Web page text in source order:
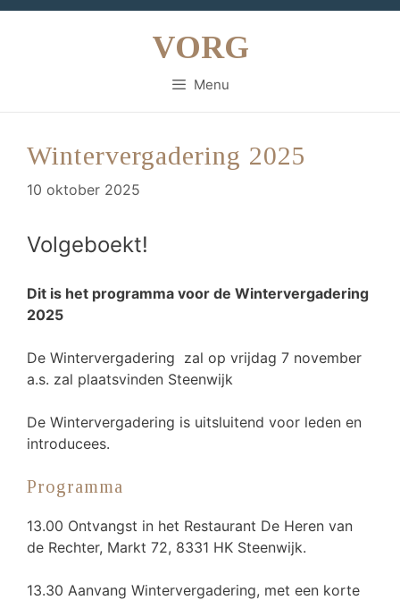
Ga
VORG
Menu
Wintervergadering 2025
10 oktober 2025
Volgeboekt!
Dit is het programma voor de Wintervergadering
2025
De Wintervergadering zal op vrijdag 7 november
a.s. zal plaatsvinden Steenwijk
De Wintervergadering is uitsluitend voor leden en
introducees.
Programma
13.00 Ontvangst in het Restaurant De Heren van
de Rechter, Markt 72, 8331 HK Steenwijk.
13.30 Aanvang Wintervergadering, met een korte